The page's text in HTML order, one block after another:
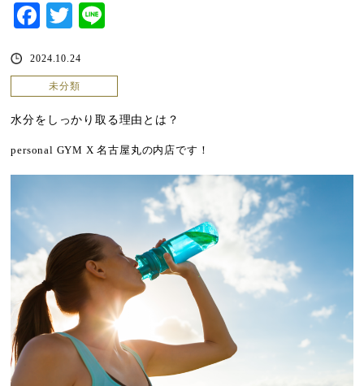
Facebook
Twitter
2024.10.24
未分類
水分をしっかり取る理由とは？
personal GYM X 名古屋丸の内店です！